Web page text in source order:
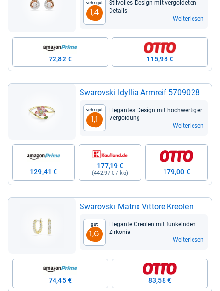
Sehr gut
1,4
Stil­vol­les Design mit ver­gol­de­ten
Details
Weiterlesen
72,82 € 115,98 €
Swarovski Idyl­lia Arm­reif 5709028
Sehr gut
1,1
Ele­gan­tes Design mit hoch­wer­ti­ger
Ver­gol­dung
Weiterlesen
129,41 €
177,19 €
(442,97 € / kg) 179,00 €
Swarovski Matrix Vit­tore Kreo­len
Gut
1,6
Ele­gante Creo­len mit fun­keln­den
Zir­ko­nia
Weiterlesen
74,45 € 83,58 €